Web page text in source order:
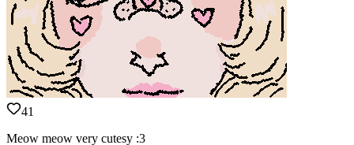
41
Meow meow very cutesy :3